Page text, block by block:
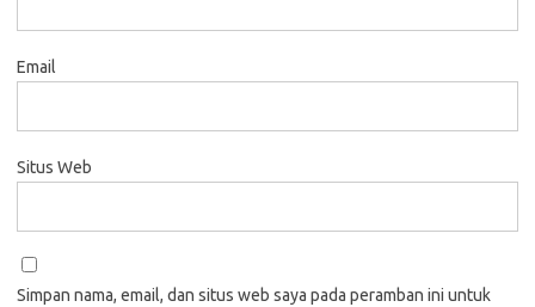
Email
Situs Web
Simpan nama, email, dan situs web saya pada peramban ini untuk